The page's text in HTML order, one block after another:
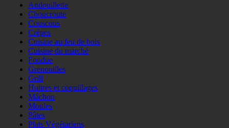
Andouillette
Choucroute
Couscous
Crêpes
Cuisine au feu de bois
Cuisine du marché
Fondue
Grenouilles
Grill
Huitres et coquillages
Mâchon
Moules
Pâtes
Plats Végétariens